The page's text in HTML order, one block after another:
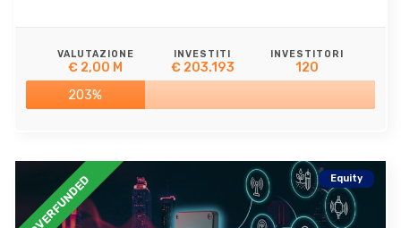
VALUTAZIONE
€ 2,00 M
INVESTITI
€ 203.193
INVESTITORI
120
203%
OVERFUNDED Equity